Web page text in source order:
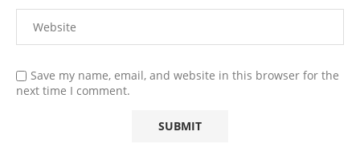
Save my name, email, and website in this browser for the
next time I comment.